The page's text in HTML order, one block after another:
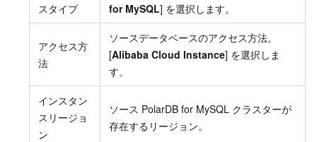
スタイプ
for MySQL] を選択します。
アクセス方
法
ソースデータベースのアクセス方法。
[Alibaba Cloud Instance] を選択しま
す。
インスタン
スリージョ
ン
ソース PolarDB for MySQL クラスターが
存在するリージョン。